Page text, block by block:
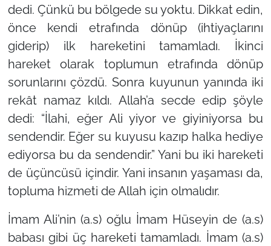
dedi. Çünkü bu bölgede su yoktu. Dikkat edin,
önce kendi etrafında dönüp (ihtiyaçlarını
giderip) ilk hareketini tamamladı. İkinci
hareket olarak toplumun etrafında dönüp
sorunlarını çözdü. Sonra kuyunun yanında iki
rekât namaz kıldı. Allah’a secde edip şöyle
dedi: “İlahi, eğer Ali yiyor ve giyiniyorsa bu
sendendir. Eğer su kuyusu kazıp halka hediye
ediyorsa bu da sendendir.”Yani bu iki hareketi
de üçüncüsü içindir. Yani insanın yaşaması da,
topluma hizmeti de Allah için olmalıdır.
İmam Ali’nin (a.s) oğlu İmam Hüseyin de (a.s)
babası gibi üç hareketi tamamladı. İmam (a.s)